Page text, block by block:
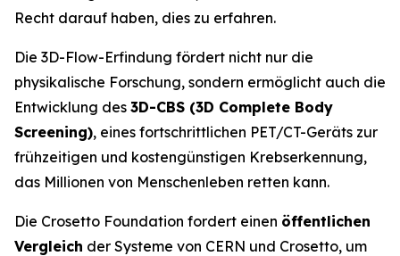
Recht darauf haben, dies zu erfahren.
Die 3D-Flow-Erfindung fördert nicht nur die
physikalische Forschung, sondern ermöglicht auch die
Entwicklung des 3D-CBS (3D Complete Body
Screening), eines fortschrittlichen PET/CT-Geräts zur
frühzeitigen und kostengünstigen Krebserkennung,
das Millionen von Menschenleben retten kann.
Die Crosetto Foundation fordert einen öffentlichen
Vergleich der Systeme von CERN und Crosetto, um